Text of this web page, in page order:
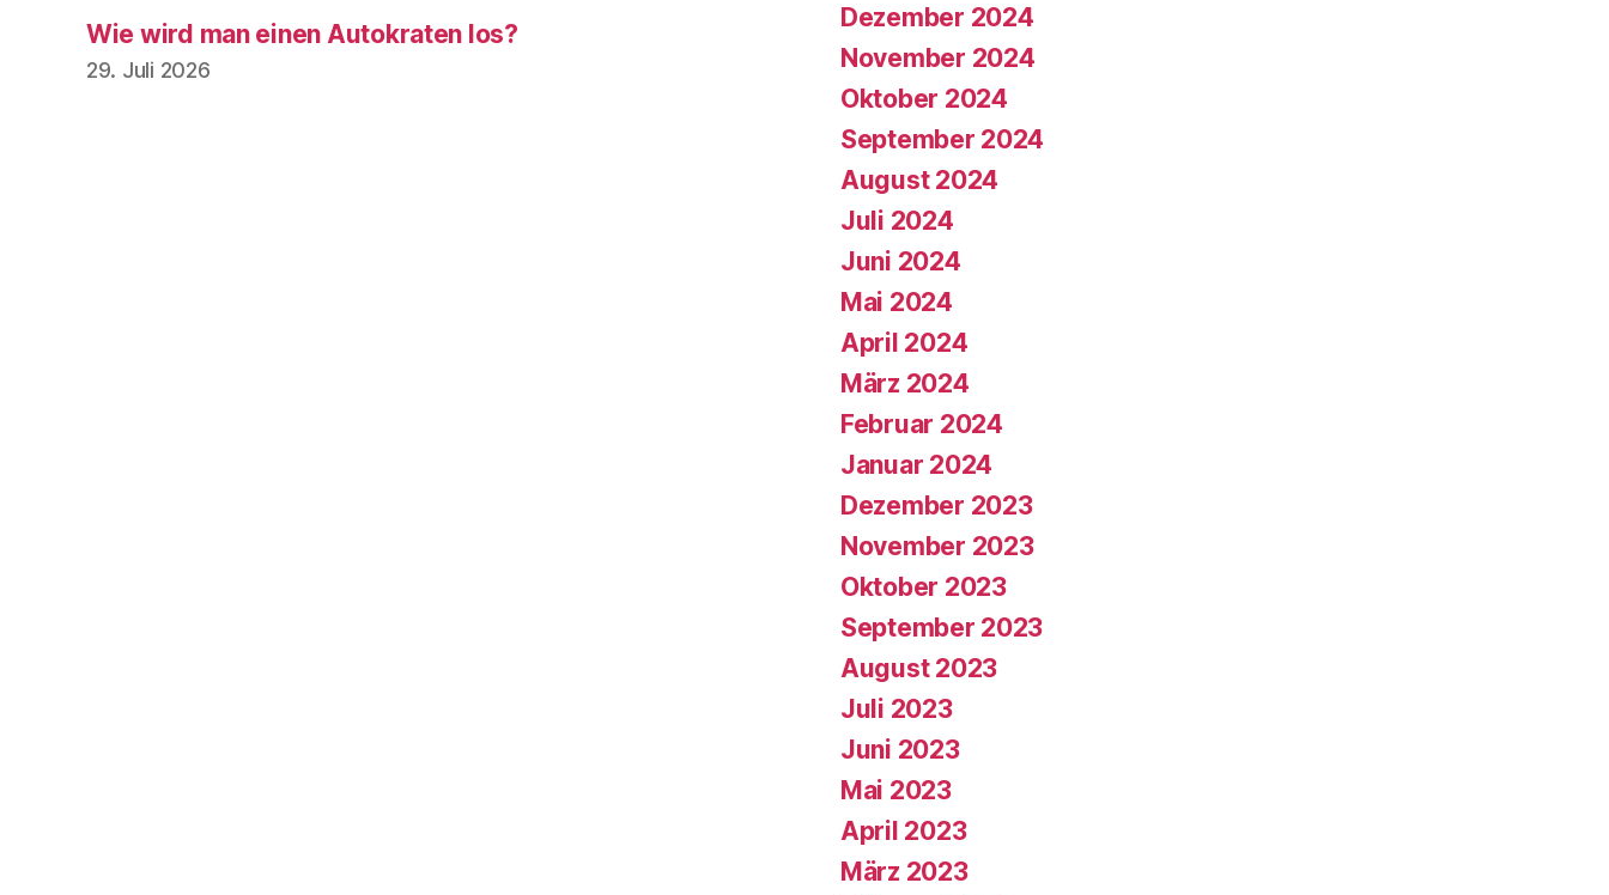
Wie wird man einen Autokraten los?
29. Juli 2026
Dezember 2024
November 2024
Oktober 2024
September 2024
August 2024
Juli 2024
Juni 2024
Mai 2024
April 2024
März 2024
Februar 2024
Januar 2024
Dezember 2023
November 2023
Oktober 2023
September 2023
August 2023
Juli 2023
Juni 2023
Mai 2023
April 2023
März 2023